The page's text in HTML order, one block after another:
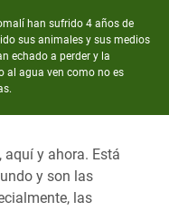
han sufrido 4 años de
sus animales y sus medios
echado a perder y la
al agua ven como no es
y ahora. Está
y son las
las